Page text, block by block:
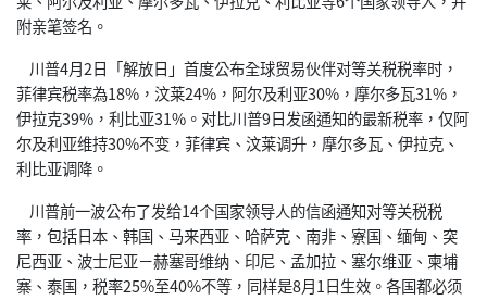
附亲笔签名。
川普4月2日「解放日」首度公布全球贸易伙伴对等关税税率时，
菲律宾税率為18%，汶莱24%，阿尔及利亚30%，摩尔多瓦31%，
伊拉克39%，利比亚31%。对比川普9日发函通知的最新税率，仅阿
尔及利亚维持30%不变，菲律宾、汶莱调升，摩尔多瓦、伊拉克、
利比亚调降。
川普前一波公布了发给14个国家领导人的信函通知对等关税税
率，包括日本、韩国、马来西亚、哈萨克、南非、寮国、缅甸、突
尼西亚、波士尼亚－赫塞哥维纳、印尼、孟加拉、塞尔维亚、柬埔
寨、泰国，税率25%至40%不等，同样是8月1日生效。各国都必须